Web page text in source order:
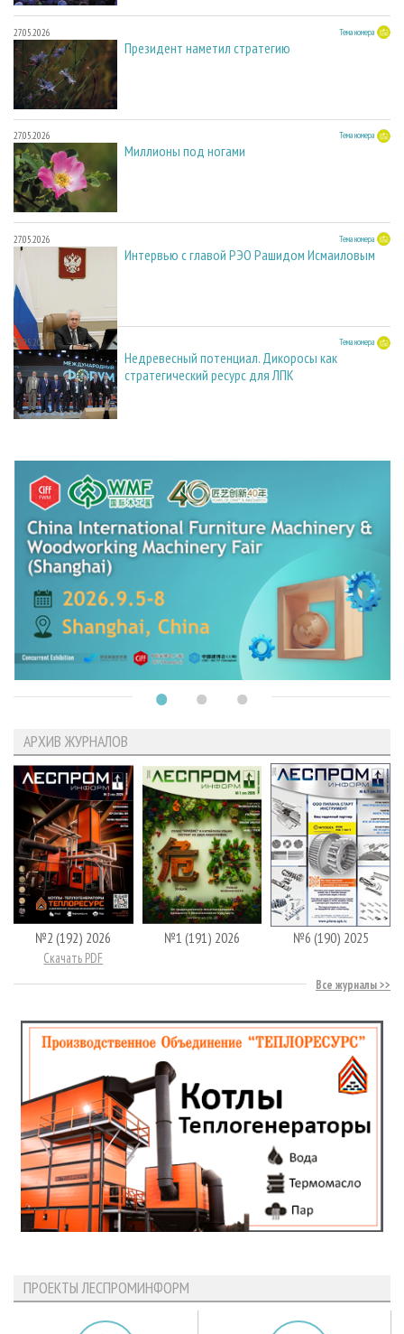
27.05.2026 Тема номера
Президент наметил стратегию
27.05.2026 Тема номера
Миллионы под ногами
27.05.2026 Тема номера
Интервью с главой РЭО Рашидом Исмаиловым
27.05.2026 Тема номера
Недревесный потенциал. Дикоросы как
стратегический ресурс для ЛПК
АРХИВ ЖУРНАЛОВ
№2 (192) 2026
Скачать PDF
№1 (191) 2026 №6 (190) 2025
Все журналы
ПРОЕКТЫ ЛЕСПРОМИНФОРМ